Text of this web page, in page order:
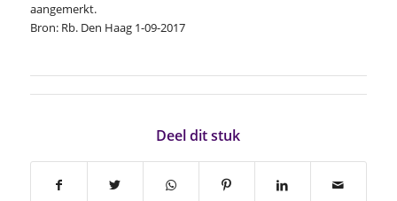
aangemerkt.
Bron: Rb. Den Haag 1-09-2017
Deel dit stuk